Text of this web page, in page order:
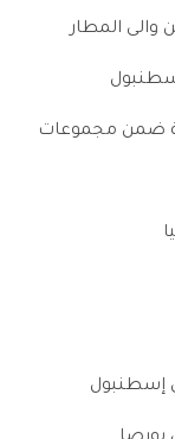
والى المطار
ضمن مجموعات
إسطنبول